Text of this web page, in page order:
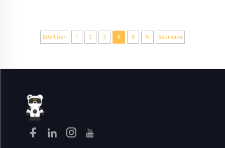
Edellinen 1 2 3 4 5 6 Seuraava